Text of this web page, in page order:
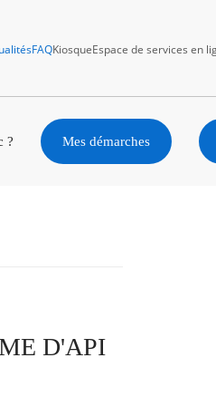
FAQKiosqueEspace de services en
? Mes démarches
D'API